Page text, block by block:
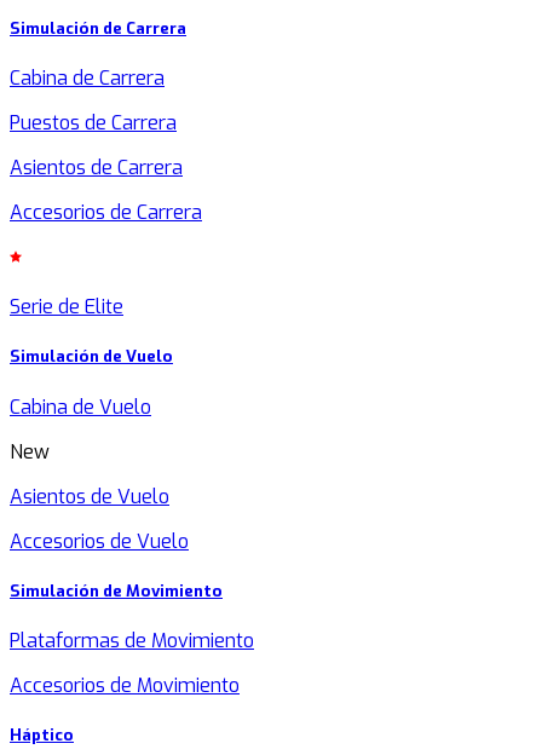
Simulación de Carrera
Cabina de Carrera
Puestos de Carrera
Asientos de Carrera
Accesorios de Carrera
Serie de Elite
Simulación de Vuelo
Cabina de Vuelo
New
Asientos de Vuelo
Accesorios de Vuelo
Simulación de Movimiento
Plataformas de Movimiento
Accesorios de Movimiento
Háptico